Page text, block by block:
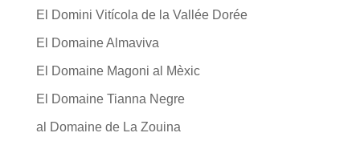
El Domini Vitícola de la Vallée Dorée
El Domaine Almaviva
El Domaine Magoni al Mèxic
El Domaine Tianna Negre
al Domaine de La Zouina